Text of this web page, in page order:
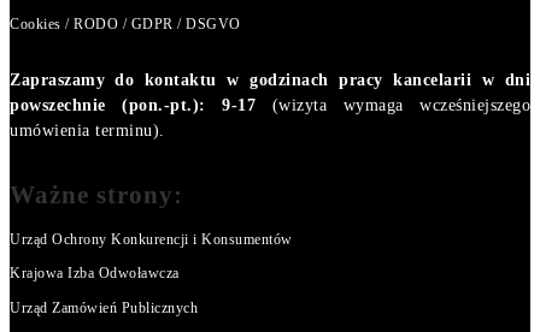
Cookies / RODO / GDPR / DSGVO
Zapraszamy do kontaktu w godzinach pracy kancelarii w dni
powszechnie (pon.-pt.): 9-17 (wizyta wymaga wcześniejszego
umówienia terminu).
Ważne strony:
Urząd Ochrony Konkurencji i Konsumentów
Krajowa Izba Odwoławcza
Urząd Zamówień Publicznych